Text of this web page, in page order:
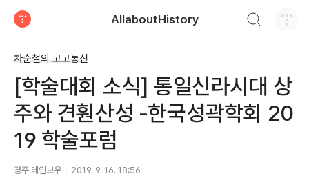
AllaboutHistory
차순철의 고고통신
[학술대회 소식] 통일신라시대 상
주와 견훤산성 -한국성곽학회 20
19 학술포럼
경주 레인보우 2019. 9. 16. 18:56